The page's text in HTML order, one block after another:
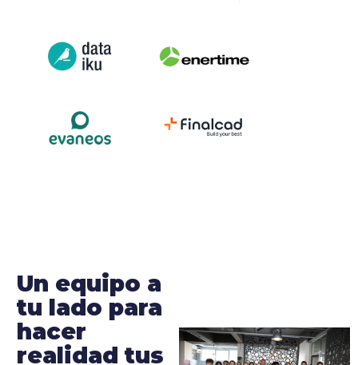
Un equipo a
tu lado para
hacer
realidad tus